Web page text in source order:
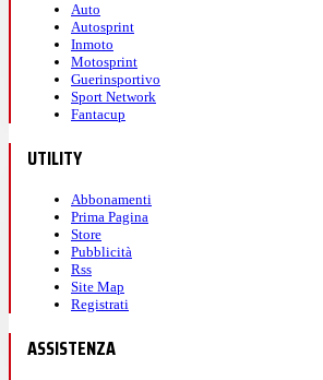
Auto
Autosprint
Inmoto
Motosprint
Guerinsportivo
Sport Network
Fantacup
UTILITY
Abbonamenti
Prima Pagina
Store
Pubblicità
Rss
Site Map
Registrati
ASSISTENZA